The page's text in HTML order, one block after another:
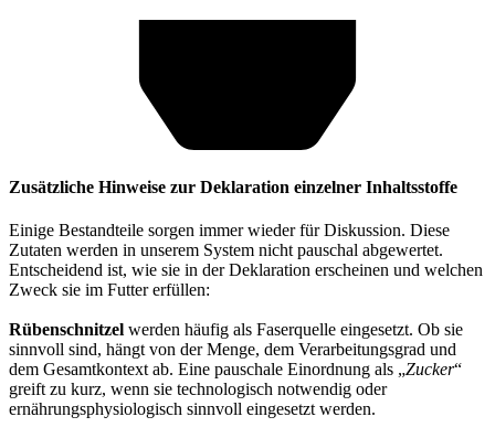
Zusätzliche Hinweise zur Deklaration einzelner Inhaltsstoffe
Einige Bestandteile sorgen immer wieder für Diskussion. Diese
Zutaten werden in unserem System nicht pauschal abgewertet.
Entscheidend ist, wie sie in der Deklaration erscheinen und welchen
Zweck sie im Futter erfüllen:
Rübenschnitzel werden häufig als Faserquelle eingesetzt. Ob sie
sinnvoll sind, hängt von der Menge, dem Verarbeitungsgrad und
dem Gesamtkontext ab. Eine pauschale Einordnung als „Zucker“
greift zu kurz, wenn sie technologisch notwendig oder
ernährungsphysiologisch sinnvoll eingesetzt werden.